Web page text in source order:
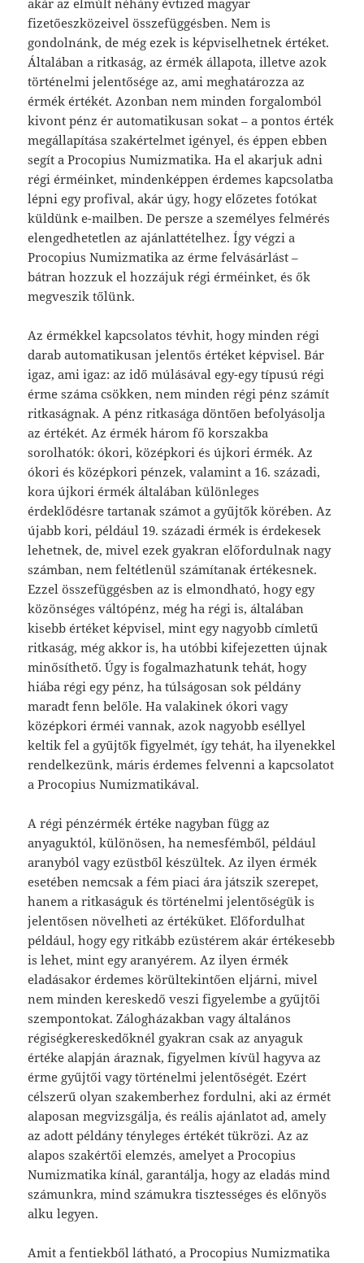
akár az elmúlt néhány évtized magyar
fizetőeszközeivel összefüggésben. Nem is
gondolnánk, de még ezek is képviselhetnek értéket.
Általában a ritkaság, az érmék állapota, illetve azok
történelmi jelentősége az, ami meghatározza az
érmék értékét. Azonban nem minden forgalomból
kivont pénz ér automatikusan sokat – a pontos érték
megállapítása szakértelmet igényel, és éppen ebben
segít a Procopius Numizmatika. Ha el akarjuk adni
régi érméinket, mindenképpen érdemes kapcsolatba
lépni egy profival, akár úgy, hogy előzetes fotókat
küldünk e-mailben. De persze a személyes felmérés
elengedhetetlen az ajánlattételhez. Így végzi a
Procopius Numizmatika az érme felvásárlást –
bátran hozzuk el hozzájuk régi érméinket, és ők
megveszik tőlünk.
Az érmékkel kapcsolatos tévhit, hogy minden régi
darab automatikusan jelentős értéket képvisel. Bár
igaz, ami igaz: az idő múlásával egy-egy típusú régi
érme száma csökken, nem minden régi pénz számít
ritkaságnak. A pénz ritkasága döntően befolyásolja
az értékét. Az érmék három fő korszakba
sorolhatók: ókori, középkori és újkori érmék. Az
ókori és középkori pénzek, valamint a 16. századi,
kora újkori érmék általában különleges
érdeklődésre tartanak számot a gyűjtők körében. Az
újabb kori, például 19. századi érmék is érdekesek
lehetnek, de, mivel ezek gyakran előfordulnak nagy
számban, nem feltétlenül számítanak értékesnek.
Ezzel összefüggésben az is elmondható, hogy egy
közönséges váltópénz, még ha régi is, általában
kisebb értéket képvisel, mint egy nagyobb címletű
ritkaság, még akkor is, ha utóbbi kifejezetten újnak
minősíthető. Úgy is fogalmazhatunk tehát, hogy
hiába régi egy pénz, ha túlságosan sok példány
maradt fenn belőle. Ha valakinek ókori vagy
középkori érméi vannak, azok nagyobb eséllyel
keltik fel a gyűjtők figyelmét, így tehát, ha ilyenekkel
rendelkezünk, máris érdemes felvenni a kapcsolatot
a Procopius Numizmatikával.
A régi pénzérmék értéke nagyban függ az
anyaguktól, különösen, ha nemesfémből, például
aranyból vagy ezüstből készültek. Az ilyen érmék
esetében nemcsak a fém piaci ára játszik szerepet,
hanem a ritkaságuk és történelmi jelentőségük is
jelentősen növelheti az értéküket. Előfordulhat
például, hogy egy ritkább ezüstérem akár értékesebb
is lehet, mint egy aranyérem. Az ilyen érmék
eladásakor érdemes körültekintően eljárni, mivel
nem minden kereskedő veszi figyelembe a gyűjtői
szempontokat. Zálogházakban vagy általános
régiségkereskedőknél gyakran csak az anyaguk
értéke alapján áraznak, figyelmen kívül hagyva az
érme gyűjtői vagy történelmi jelentőségét. Ezért
célszerű olyan szakemberhez fordulni, aki az érmét
alaposan megvizsgálja, és reális ajánlatot ad, amely
az adott példány tényleges értékét tükrözi. Az az
alapos szakértői elemzés, amelyet a Procopius
Numizmatika kínál, garantálja, hogy az eladás mind
számunkra, mind számukra tisztességes és előnyös
alku legyen.
Amit a fentiekből látható, a Procopius Numizmatika